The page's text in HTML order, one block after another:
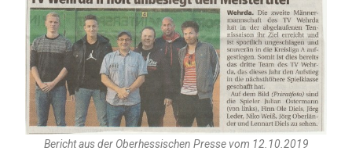
Bericht aus der Oberhessischen Presse vom 12.10.2019